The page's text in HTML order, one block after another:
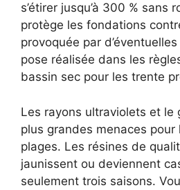
s’étirer jusqu’à 300 % sans
protège les fondations
provoquée par
pose réalisée dans les
bassin sec pour les trente
Les rayons ultraviolets et le
plus grandes menaces pour
plages. Les résines de
jaunissent ou deviennent
seulement trois saisons.